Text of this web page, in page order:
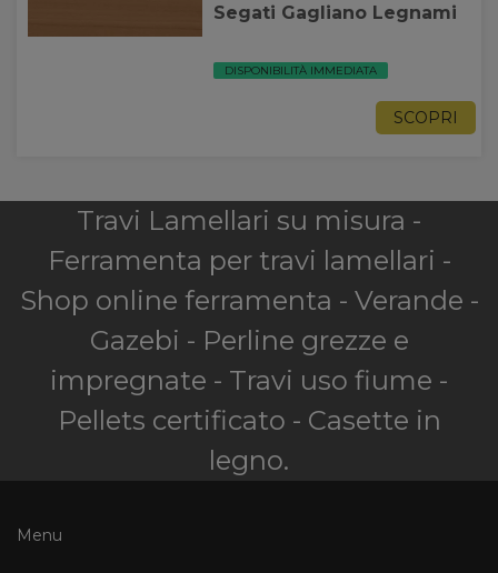
Segati Gagliano Legnami
DISPONIBILITÀ IMMEDIATA
SCOPRI
Travi Lamellari su misura -
Ferramenta per travi lamellari -
Shop online ferramenta - Verande -
Gazebi - Perline grezze e
impregnate - Travi uso fiume -
Pellets certificato - Casette in
legno.
Menu